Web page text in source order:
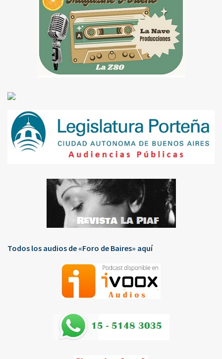
Todos los audios de «Foro de Baires» aquí